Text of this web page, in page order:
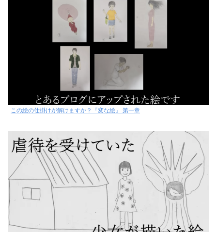
この絵の仕掛けが解けますか？『変な絵』 第一章